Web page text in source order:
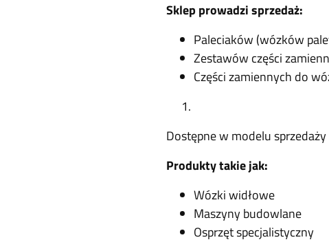
Sklep prowadzi sprzedaż:
Paleciaków (wózków
Zestawów części
Części zamiennych do
Dostępne w modelu
Produkty takie jak:
Wózki widłowe
Maszyny budowlane
Osprzęt specjalistyczny